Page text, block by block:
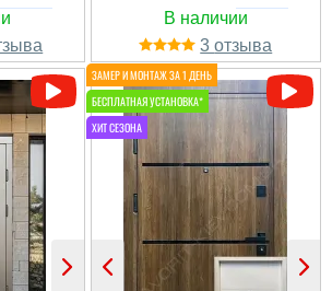
Олена
Людмила
Дуже гарне враження
залишилося від
Паша
3